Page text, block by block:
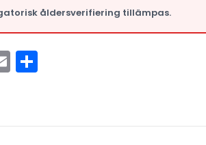
åldersverifiering tillämpas.
Email